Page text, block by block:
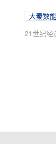
大秦数能
21世纪经